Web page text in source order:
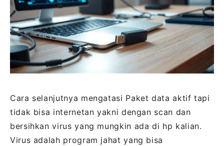
Cara selanjutnya mengatasi Paket data aktif tapi
tidak bisa internetan yakni dengan scan dan
bersihkan virus yang mungkin ada di hp kalian.
Virus adalah program jahat yang bisa